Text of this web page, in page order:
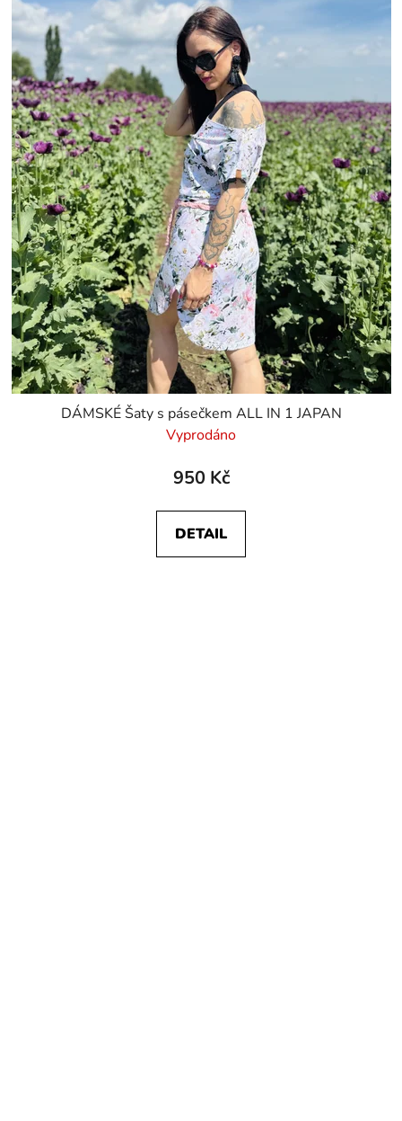
DÁMSKÉ Šaty s pásečkem ALL IN 1 JAPAN
Vyprodáno
950 Kč
DETAIL